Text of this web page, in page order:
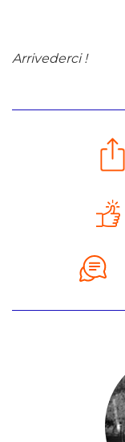
Arrivederci !